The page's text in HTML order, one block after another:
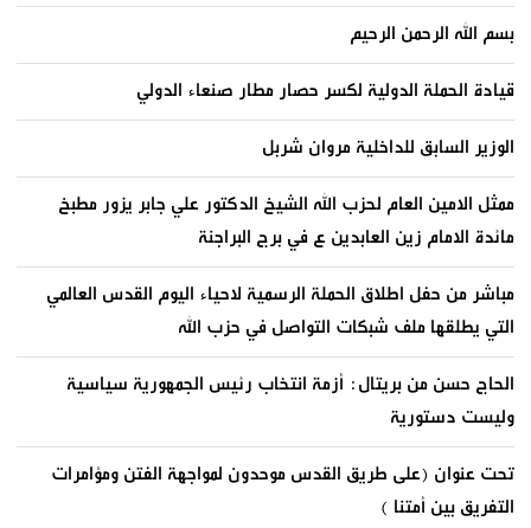
بسم الله الرحمن الرحيم
قيادة الحملة الدولية لكسر حصار مطار صنعاء الدولي
الوزير السابق للداخلية مروان شربل
ممثل الامين العام لحزب الله الشيخ الدكتور علي جابر يزور مطبخ
مائدة الامام زين العابدين ع في برج البراجنة
مباشر من حفل اطلاق الحملة الرسمية لاحياء اليوم القدس العالمي
التي يطلقها ملف شبكات التواصل في حزب الله
الحاج حسن من بريتال: أزمة انتخاب رئيس الجمهورية سياسية
وليست دستورية
تحت عنوان (على طريق القدس موحدون لمواجهة الفتن ومؤامرات
التفريق بين أمتنا )